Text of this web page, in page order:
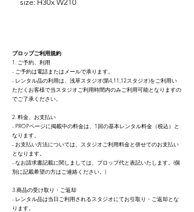
size: H30x W210
プロップご利用規約
1. ご予約、利用
- ご予約は電話またはメールで承ります。
- レンタル品の利用は、浅草スタジオ(第4,11,12スタジオ)をご利用い
ただくお客様で当スタジオご利用時間内のみご利用可能となりますの
でご了承ください。
2. 料金、お支払い
- PROPページに掲載中の料金は、1回の基本レンタル料金（税込）と
なり ます。
- お支払い方法については、スタジオご利用料金と併せてのお支払い
となります。
- なお請求書記載に関しましては、プロップ代と表記いたします。(個
別に記載希望の方はご連絡ください。)
3.商品の受け取り・ご返却
- レンタル品は当日ご利用されるスタジオにてお引取り・ご返却とな
ります。